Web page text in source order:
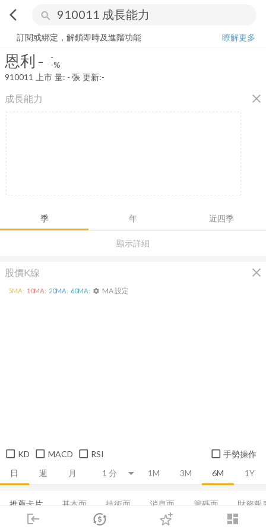
arrow_back_ios search
login dashboard
市場 登入
恩利
訂閱或綁定，解鎖即時及進階功能
瞭解更多
恩利 - -
-%
910011
上市 量: - 張 更新:-
成長能力 close
顯示詳細
季 年 近四季
股價K線 close
日 週 月 1M 3M 6M 1Y
5MA: 10MA: 20MA: 60MA: settings MA 設定
KD MACD RSI 手勢操作
推薦卡片 基本面 技術面 消息面 籌碼面 財務報
EPS